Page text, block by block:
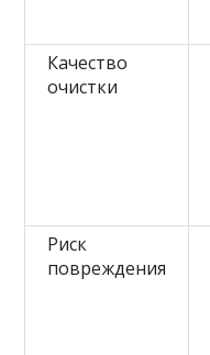
Качество
очистки
Риск
повреждения